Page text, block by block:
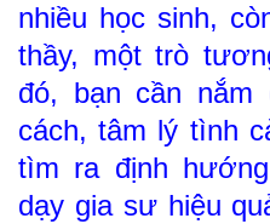
nhiều học sinh,
thầy, một trò
đó, bạn cần
cách, tâm lý tình
tìm ra định
dạy gia sư hiệu